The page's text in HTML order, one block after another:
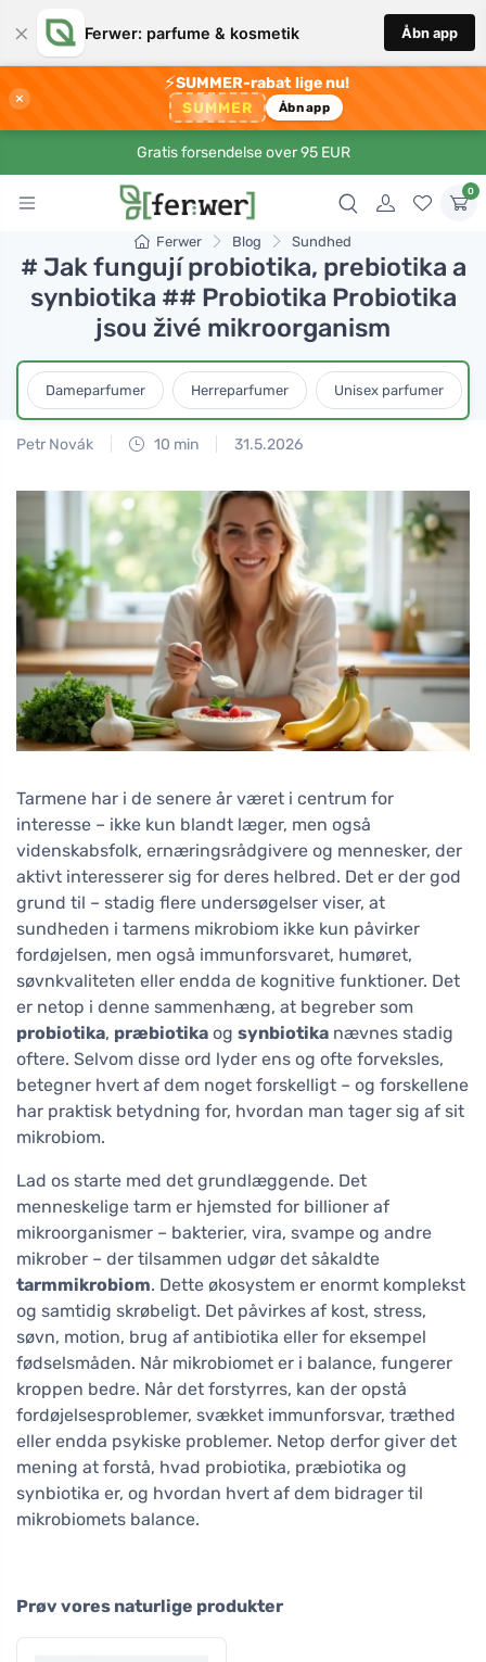
× Ferwer: parfume & kosmetik Åbn app
×
⚡SUMMER-rabat lige nu!
SUMMER Åbn app
Gratis forsendelse over 95 EUR
0
Ferwer Blog Sundhed
# Jak fungují probiotika, prebiotika a
synbiotika ## Probiotika Probiotika
jsou živé mikroorganism
Dameparfumer Herreparfumer Unisex parfumer
Petr Novák 10 min 31.5.2026
Tarmene har i de senere år været i centrum for
interesse – ikke kun blandt læger, men også
videnskabsfolk, ernæringsrådgivere og mennesker, der
aktivt interesserer sig for deres helbred. Det er der god
grund til – stadig flere undersøgelser viser, at
sundheden i tarmens mikrobiom ikke kun påvirker
fordøjelsen, men også immunforsvaret, humøret,
søvnkvaliteten eller endda de kognitive funktioner. Det
er netop i denne sammenhæng, at begreber som
probiotika, præbiotika og synbiotika nævnes stadig
oftere. Selvom disse ord lyder ens og ofte forveksles,
betegner hvert af dem noget forskelligt – og forskellene
har praktisk betydning for, hvordan man tager sig af sit
mikrobiom.
Lad os starte med det grundlæggende. Det
menneskelige tarm er hjemsted for billioner af
mikroorganismer – bakterier, vira, svampe og andre
mikrober – der tilsammen udgør det såkaldte
tarmmikrobiom. Dette økosystem er enormt komplekst
og samtidig skrøbeligt. Det påvirkes af kost, stress,
søvn, motion, brug af antibiotika eller for eksempel
fødselsmåden. Når mikrobiomet er i balance, fungerer
kroppen bedre. Når det forstyrres, kan der opstå
fordøjelsesproblemer, svækket immunforsvar, træthed
eller endda psykiske problemer. Netop derfor giver det
mening at forstå, hvad probiotika, præbiotika og
synbiotika er, og hvordan hvert af dem bidrager til
mikrobiomets balance.
Prøv vores naturlige produkter